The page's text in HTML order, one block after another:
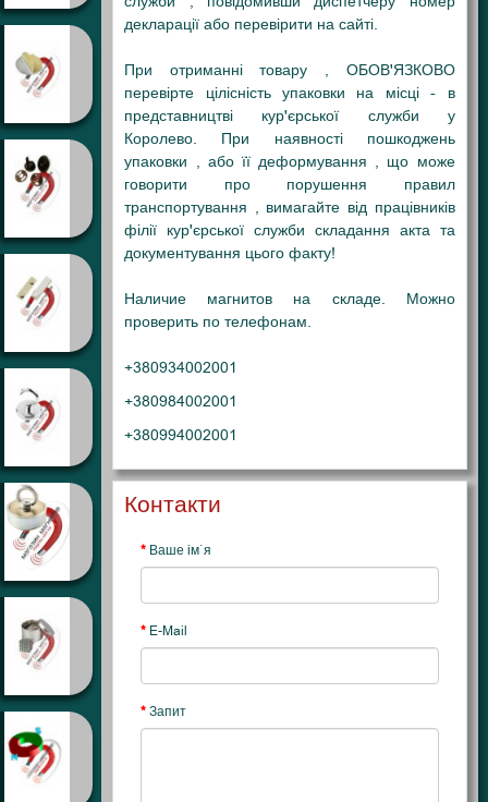
декларації або перевірити на сайті.
При отриманні товару , ОБОВ'ЯЗКОВО
перевірте цілісність упаковки на місці - в
представництві кур'єрської служби у
Королево. При наявності пошкоджень
упаковки , або її деформування , що може
говорити про порушення правил
транспортування , вимагайте від працівників
філії кур'єрської служби складання акта та
документування цього факту!
Наличие магнитов на складе. Можно
проверить по телефонам.
+380934002001
+380984002001
+380994002001
Контакти
Ваше ім`я
E-Mail
Запит